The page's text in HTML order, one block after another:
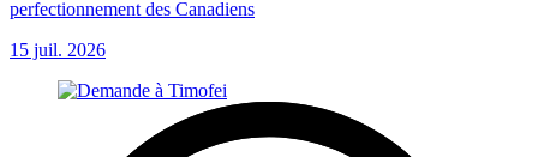
perfectionnement des Canadiens
15 juil. 2026